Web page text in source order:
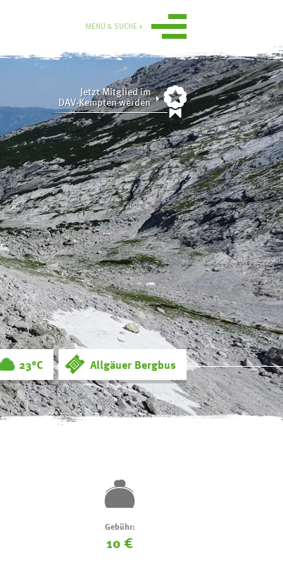
Service
Mitgliedschaft
Ausrüstungsverleih
Sektionsmedien digital
Online-Gutscheinshop
Ortsgruppe
Obergünzburg
Gruppen
Aktuelle
Tourenübersicht
Übersicht
Tourenberichte 2025
und 2024
MENÜ & SUCHE
Jetzt Mitglied im
DAV-Kempten werden
23°C Allgäuer Bergbus
Gebühr:
10 €